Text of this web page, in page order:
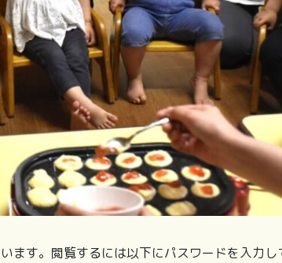
ます。閲覧するには以下にパスワードを入力し